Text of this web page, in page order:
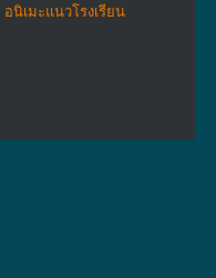
อนิเมะแนวโรงเรียน